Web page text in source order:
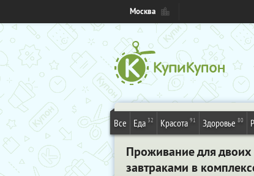
Москва
Все Еда 32 Красота 91 Здоровье 80
Проживание для
завтраками в